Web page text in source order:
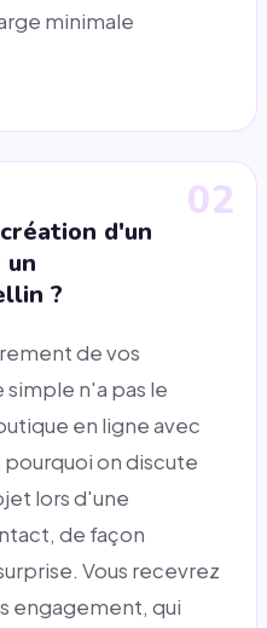
minimale
02
d'un
?
de vos
n'a pas le
en ligne avec
on discute
lors d'une
de façon
Vous recevrez
engagement, qui